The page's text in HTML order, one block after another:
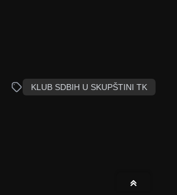
KLUB SDBIH U SKUPŠTINI TK